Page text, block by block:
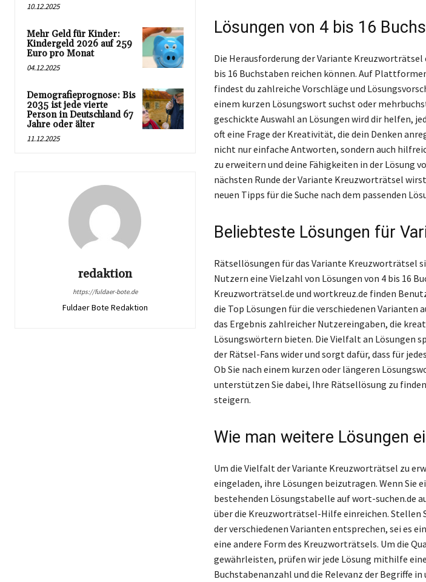
10.12.2025
Mehr Geld für Kinder:
Kindergeld 2026 auf 259
Euro pro Monat
04.12.2025
Demografieprognose: Bis
2035 ist jede vierte
Person in Deutschland 67
Jahre oder älter
11.12.2025
redaktion
https://fuldaer-bote.de
Fuldaer Bote Redaktion
Lösungen von 4 bis 16
Die Herausforderung der Variante
bis 16 Buchstaben reichen können. Auf
findest du zahlreiche Vorschläge und
einem kurzen Lösungswort suchst oder
geschickte Auswahl an Lösungen wird dir helfen,
oft eine Frage der Kreativität, die dein Denken
nicht nur einfache Antworten, sondern auch
zu erweitern und deine Fähigkeiten in der Lösung
nächsten Runde der Variante Kreuzworträtsel
neuen Tipps für die Suche nach dem passenden
Beliebteste Lösungen für
Rätsellösungen für das Variante Kreuzworträtsel
Nutzern eine Vielzahl von Lösungen von 4 bis 16
Kreuzworträtsel.de und wortkreuz.de finden
die Top Lösungen für die verschiedenen
das Ergebnis zahlreicher Nutzereingaben, die
Lösungswörtern bieten. Die Vielfalt an Lösungen
der Rätsel-Fans wider und sorgt dafür, dass für
Ob Sie nach einem kurzen oder längeren
unterstützen Sie dabei, Ihre Rätsellösung zu
steigern.
Wie man weitere Lösungen
Um die Vielfalt der Variante Kreuzworträtsel zu
eingeladen, ihre Lösungen beizutragen. Wenn Sie
bestehenden Lösungstabelle auf wort-suchen.de
über die Kreuzworträtsel-Hilfe einreichen. Stellen
der verschiedenen Varianten entsprechen, sei es
eine andere Form des Kreuzworträtsels. Um die
gewährleisten, prüfen wir jede Lösung mithilfe
Buchstabenanzahl und die Relevanz der Begriffe